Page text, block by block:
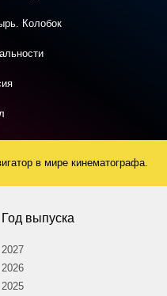
Колобок
в мире кинематографа.
Год выпуска
2027
2026
2025